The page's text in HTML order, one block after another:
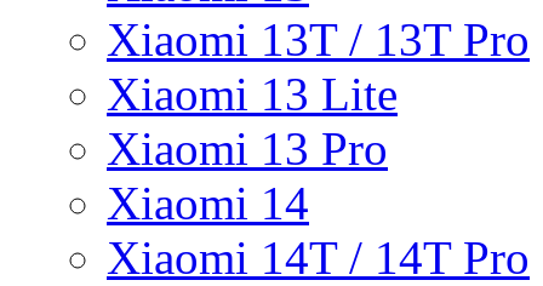
Xiaomi 13T / 13T Pro
Xiaomi 13 Lite
Xiaomi 13 Pro
Xiaomi 14
Xiaomi 14T / 14T Pro